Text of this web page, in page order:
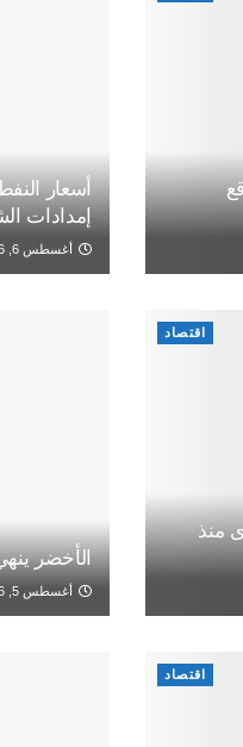
أسعار
إمدادات
أغسطس 6, 2026
اقتصاد
منذ
الأخضر
أغسطس 5, 2026
اقتصاد